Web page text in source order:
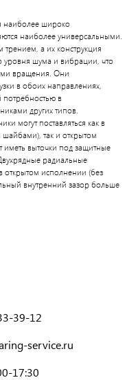
наиболее широко
наиболее универсальными.
а их конструкция
уровня шума и вибрации, что
вращения. Они
в обоих направлениях,
потребностью в
других типов.
могут поставляться как в
так и открытом
выточки под защитные
радиальные
открытом исполнении (без
внутренний зазор больше
39-12
service.ru
17:30